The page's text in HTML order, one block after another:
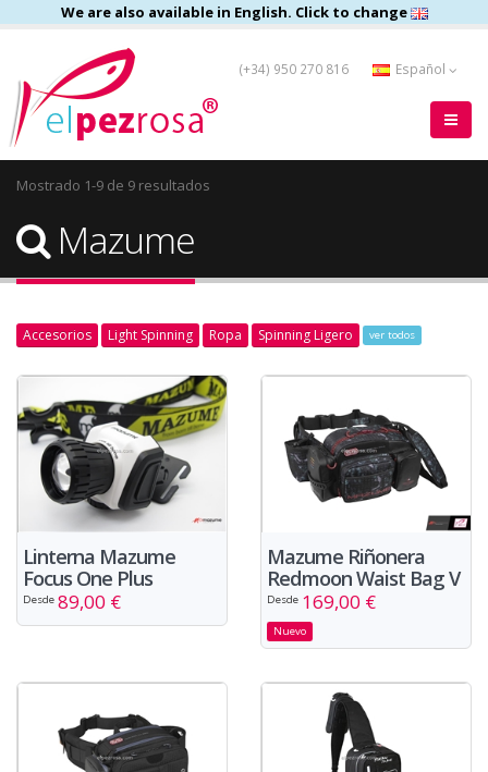
We are also available in English. Click to change
(+34) 950 270 816 Español
Mostrado 1-9 de 9 resultados
Mazume
Accesorios Light Spinning Ropa Spinning Ligero ver todos
Linterna Mazume
Focus One Plus
Desde 89,00 €
Mazume Riñonera
Redmoon Waist Bag V
Desde 169,00 €
Nuevo